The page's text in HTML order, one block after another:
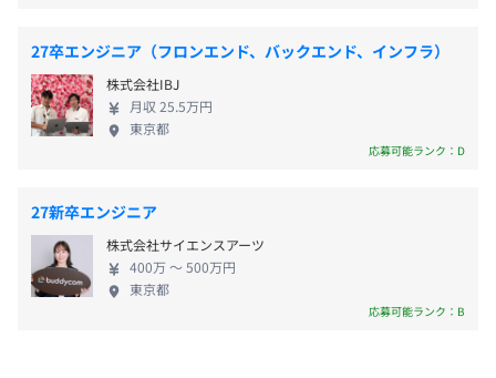
信頼性を大切にし、事情と例外を評価に持ち込まない事を
大切にしています。
与えられた業務をこなすだけでなく、新しいこと・難しい
ことにチャレンジする姿勢を後押しする風土が強いことが
全社：110名（エンジニア約40名）
内訳：営業、コンサルタント、エンジニア、デザイナー、
関東ITソフトウェア健康保険組合加入
社会保険完備（健康保険・厚生年金加入・雇用保険・労災
保険）
無期雇用
ンドはWeb系言語、バックエンドはPHPなど。スピ
ード感のあるアジャイルでの開発が基本になります。
27卒エンジニア（フロンエンド、バックエンド、インフラ）
株式会社IBJ
月収 25.5万円
東京都
応募可能ランク：D
27新卒エンジニア
株式会社サイエンスアーツ
400万 〜 500万円
東京都
応募可能ランク：B